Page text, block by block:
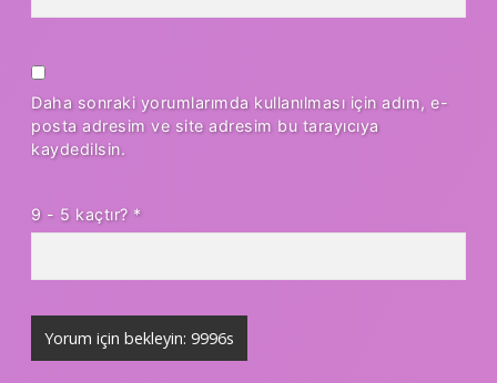
Daha sonraki yorumlarımda kullanılması için adım, e-
posta adresim ve site adresim bu tarayıcıya
kaydedilsin.
9 - 5 kaçtır? *